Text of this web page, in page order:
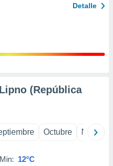
Detalle
(República
Octubre
Min: 12°C